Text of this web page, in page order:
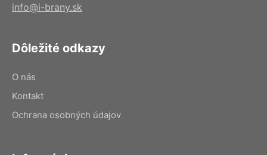
info@i-brany.sk
Dôležité odkazy
O nás
Kontakt
Ochrana osobných údajov